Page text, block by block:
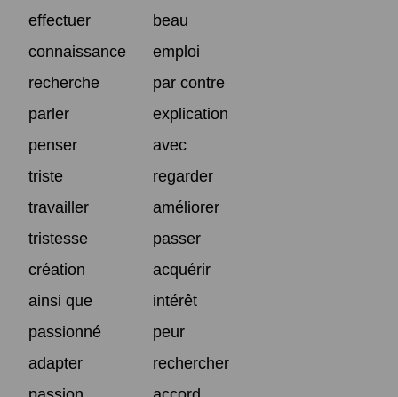
effectuer
beau
connaissance
emploi
recherche
par contre
parler
explication
penser
avec
triste
regarder
travailler
améliorer
tristesse
passer
création
acquérir
ainsi que
intérêt
passionné
peur
adapter
rechercher